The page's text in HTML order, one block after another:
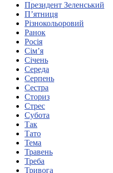
Чернігівська
Особи
Вивчаємо жестову
Дитяча сторінка
Новини про жестову
Ресурс для
ЦУЖМ
Проєкт "Жестова
Про шахрайські
Президент Зеленський
П’ятниця
Різнокольоровий
Ранок
Росія
Сім’я
Січень
Середа
Серпень
Сестра
Сториз
Стрес
Субота
Так
Тато
Тема
Травень
Треба
Тривога